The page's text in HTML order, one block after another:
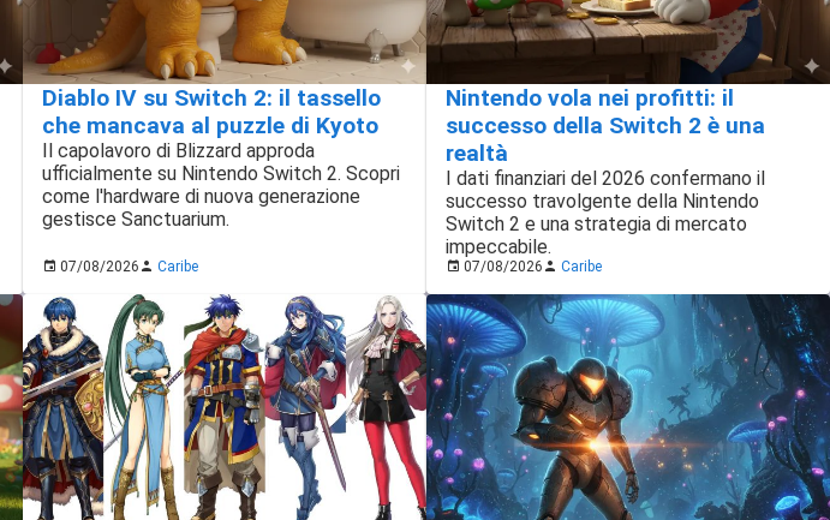
Diablo IV su Switch 2: il tassello
che mancava al puzzle di Kyoto
Il capolavoro di Blizzard approda
ufficialmente su Nintendo Switch 2. Scopri
come l'hardware di nuova generazione
gestisce Sanctuarium.
07/08/2026 Caribe
Nintendo vola nei profitti: il
successo della Switch 2 è una
realtà
I dati finanziari del 2026 confermano il
successo travolgente della Nintendo
Switch 2 e una strategia di mercato
impeccabile.
07/08/2026 Caribe